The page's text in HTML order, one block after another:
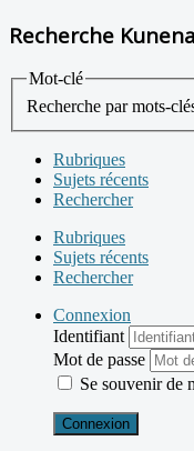
Recherche Kunena
Mot-clé
Recherche par mots-
Rubriques
Sujets récents
Rechercher
Rubriques
Sujets récents
Rechercher
Connexion
Identifiant
Mot de passe
Se souvenir de
Connexion